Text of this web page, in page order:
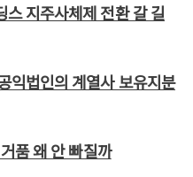
지주사체제 전환 갈 길
익법인의 계열사 보유지분
품 왜 안 빠질까